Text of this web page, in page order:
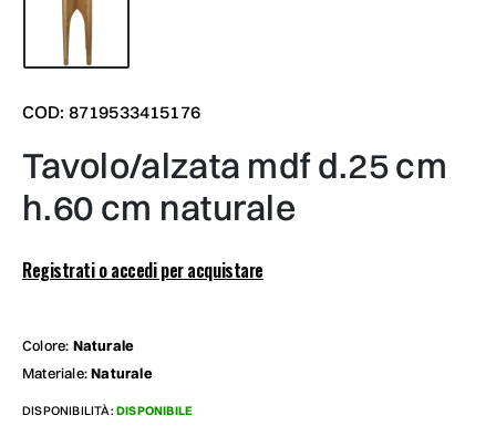
COD: 8719533415176
tavolo/alzata mdf d.25 cm
h.60 cm naturale
Registrati o accedi per acquistare
Colore: Naturale
Materiale:Naturale
DISPONIBILITÀ: DISPONIBILE